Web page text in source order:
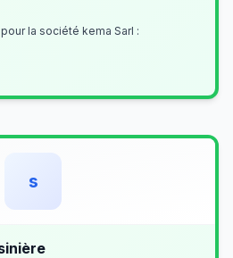
la société kema Sarl :
s